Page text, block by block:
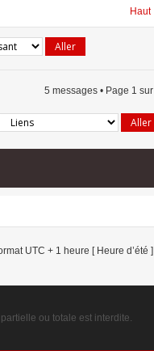
Haut
5 messages • Page 1 sur
UTC + 1 heure [ Heure d’été ]
ou totale est interdite.